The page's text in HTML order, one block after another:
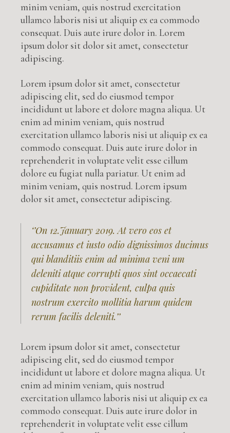
minim veniam, quis nostrud exercitation
ullamco laboris nisi ut aliquip ex ea commodo
consequat. Duis aute irure dolor in. Lorem
ipsum dolor sit dolor sit amet, consectetur
adipiscing.
Lorem ipsum dolor sit amet, consectetur
adipiscing elit, sed do eiusmod tempor
incididunt ut labore et dolore magna aliqua. Ut
enim ad minim veniam, quis nostrud
exercitation ullamco laboris nisi ut aliquip ex ea
commodo consequat. Duis aute irure dolor in
reprehenderit in voluptate velit esse cillum
dolore eu fugiat nulla pariatur. Ut enim ad
minim veniam, quis nostrud. Lorem ipsum
dolor sit amet, consectetur adipiscing.
‘’On 12.January 2019. At vero eos et
accusamus et iusto odio dignissimos ducimus
qui blanditiis enim ad minima veni um
deleniti atque corrupti quos sint occaecati
cupiditate non provident, culpa quis
nostrum exercito mollitia harum quidem
rerum facilis deleniti.’’
Lorem ipsum dolor sit amet, consectetur
adipiscing elit, sed do eiusmod tempor
incididunt ut labore et dolore magna aliqua. Ut
enim ad minim veniam, quis nostrud
exercitation ullamco laboris nisi ut aliquip ex ea
commodo consequat. Duis aute irure dolor in
reprehenderit in voluptate velit esse cillum